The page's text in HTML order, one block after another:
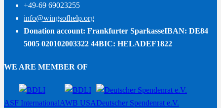
+49-69 69023255
info@wingsofhelp.org
Donation account: Frankfurter SparkasseIBAN: DE84
5005 020102003322 44BIC: HELADEF1822
WE ARE MEMBER OF
ASF InternationalAWB USADeutscher Spendenrat e.V.